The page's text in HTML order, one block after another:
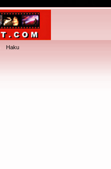
Haku